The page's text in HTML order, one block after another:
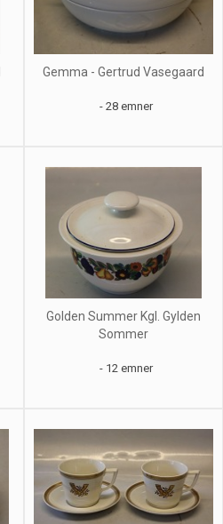
Gemma - Gertrud Vasegaard
- 28 emner
Golden Summer Kgl. Gylden
Sommer
- 12 emner